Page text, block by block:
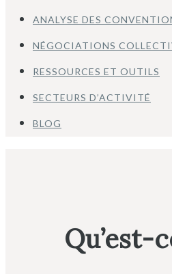
ANALYSE DES
NÉGOCIATIONS
RESSOURCES ET OUTILS
SECTEURS D’ACTIVITÉ
BLOG
Qu’est-